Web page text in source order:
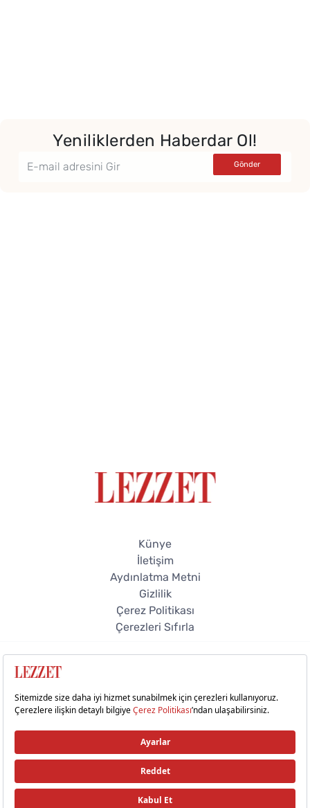
Yeniliklerden Haberdar Ol!
Künye
İletişim
Aydınlatma Metni
Gizlilik
Çerez Politikası
Çerezleri Sıfırla
© 2026 Lezzet Online. Tüm hakları saklıdır.